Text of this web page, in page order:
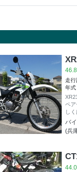
走行
年式
ペア
し
バ
(兵